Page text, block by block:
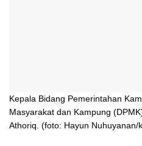
Kepala Bidang Pemerintahan
Masyarakat dan Kampung
Athoriq. (foto: Hayun Nuhuyanan/